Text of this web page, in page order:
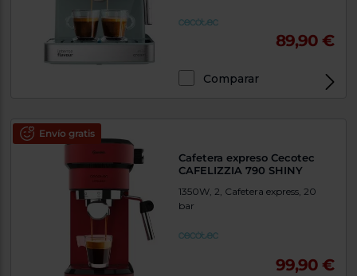
89,90 €
Comparar
Envío gratis
Cafetera expreso Cecotec
CAFELIZZIA 790 SHINY
1350W, 2, Cafetera express, 20
bar
99,90 €